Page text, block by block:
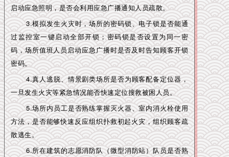
启动应急照明，是否会利用应急广播通知人员疏散。
3.模拟发生火灾时，场所的密码锁、电子锁是否能通
过监控室一键启动全部开锁；密码锁是否设置为同一密
码，场所值班人员启动应急广播时是否及时告知顾客开锁
密码。
4.真人逃脱、情景剧类场所是否为顾客配备定位器，
一旦发生火灾等紧急情况能否快速定位搜救被困人员。
5.场所内员工是否熟练掌握灭火器、室内消火栓使用
方法，是否能够快速反应组织扑救初起火灾，组织顾客疏
散逃生。
6.所在建筑的志愿消防队（微型消防站）队员是否熟